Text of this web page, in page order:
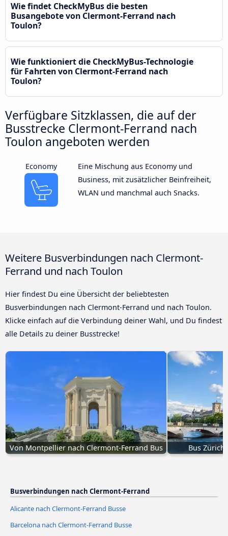
Wie findet CheckMyBus die besten
Busangebote von Clermont-Ferrand nach
Toulon?
Wie funktioniert die CheckMyBus-Technologie
für Fahrten von Clermont-Ferrand nach
Toulon?
Verfügbare Sitzklassen, die auf der
Busstrecke Clermont-Ferrand nach
Toulon angeboten werden
Economy
Eine Mischung aus Economy und
Business, mit zusätzlicher Beinfreiheit,
WLAN und manchmal auch Snacks.
Weitere Busverbindungen nach Clermont-
Ferrand und nach Toulon
Hier findest Du eine Übersicht der beliebtesten
Busverbindungen nach Clermont-Ferrand und nach Toulon.
Klicke einfach auf die Verbindung deiner Wahl, und Du findest
alle Details zu deiner Busstrecke!
Von Montpellier nach Clermont-Ferrand Bus Bus Zürich
Busverbindungen nach Clermont-Ferrand
Alicante nach Clermont-Ferrand Busse
Barcelona nach Clermont-Ferrand Busse